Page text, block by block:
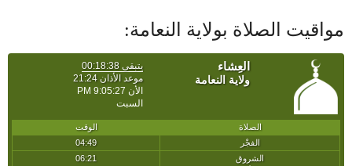
مواقيت الصلاة بولاية النعامة: